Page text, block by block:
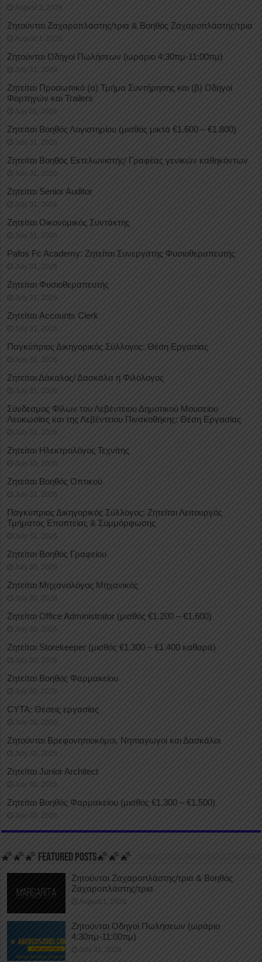
August 3, 2026
Ζητούνται Ζαχαροπλάστης/τρια & Βοηθός Ζαχαροπλάστης/τρια
August 1, 2026
Ζητούνται Οδηγοί Πωλήσεων (ωράριο 4:30πμ-11:00πμ)
July 31, 2026
Ζητείται Προσωπικό (α) Τμήμα Συντήρησης και (β) Οδηγοί
Φορτηγών και Trailers
July 31, 2026
Ζητείται Βοηθός Λογιστηρίου (μισθός μικτά €1.600 – €1.800)
July 31, 2026
Ζητείται Βοηθός Εκτελωνιστής/ Γραφέας γενικών καθηκόντων
July 31, 2026
Ζητείται Senior Auditor
July 31, 2026
Ζητείται Οικονομικός Συντάκτης
July 31, 2026
Pafos Fc Academy: Ζητείται Συνεργάτης Φυσιοθεραπευτής
July 31, 2026
Ζητείται Φυσιοθεραπευτής
July 31, 2026
Ζητείται Accounts Clerk
July 31, 2026
Παγκύπριος Δικηγορικός Σύλλογος: Θέση Εργασίας
July 31, 2026
Ζητείται Δάκαλος/ Δασκάλα ή Φιλόλογος
July 31, 2026
Σύνδεσμος Φίλων του Λεβέντειου Δημοτικού Μουσείου
Λευκωσίας και της Λεβέντειου Πινακοθήκης: Θέση Εργασίας
July 31, 2026
Ζητείται Ηλεκτρολόγος Τεχνίτης
July 31, 2026
Ζητείται Βοηθός Οπτικού
July 31, 2026
Παγκύπριος Δικηγορικός Σύλλογος: Ζητείται Λειτουργός
Τμήματος Εποπτείας & Συμμόρφωσης
July 31, 2026
Ζητείται Βοηθός Γραφείου
July 30, 2026
Ζητείται Μηχανολόγος Μηχανικός
July 30, 2026
Ζητείται Office Administrator (μισθός €1.200 – €1.600)
July 30, 2026
Ζητείται Storekeeper (μισθός €1.300 – €1.400 καθαρά)
July 30, 2026
Ζητείται Βοηθός Φαρμακείου
July 30, 2026
CYTA: Θέσεις εργασίας
July 30, 2026
Ζητούνται Βρεφονηπιοκόμοι, Νηπιαγωγοί και Δασκάλοι
July 30, 2026
Ζητείται Junior Architect
July 30, 2026
Ζητείται Βοηθός Φαρμακείου (μισθός €1.300 – €1.500)
July 30, 2026
🌠🌠🌠 FEATURED POSTS🌠🌠🌠
Ζητούνται Ζαχαροπλάστης/τρια & Βοηθός
Ζαχαροπλάστης/τρια
August 1, 2026
Ζητούνται Οδηγοί Πωλήσεων (ωράριο
4:30πμ-11:00πμ)
July 31, 2026